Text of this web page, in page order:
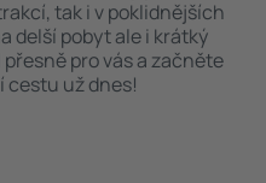
tak i v poklidnějších
delší pobyt ale i krátký
pro vás a začněte
cestu už dnes!